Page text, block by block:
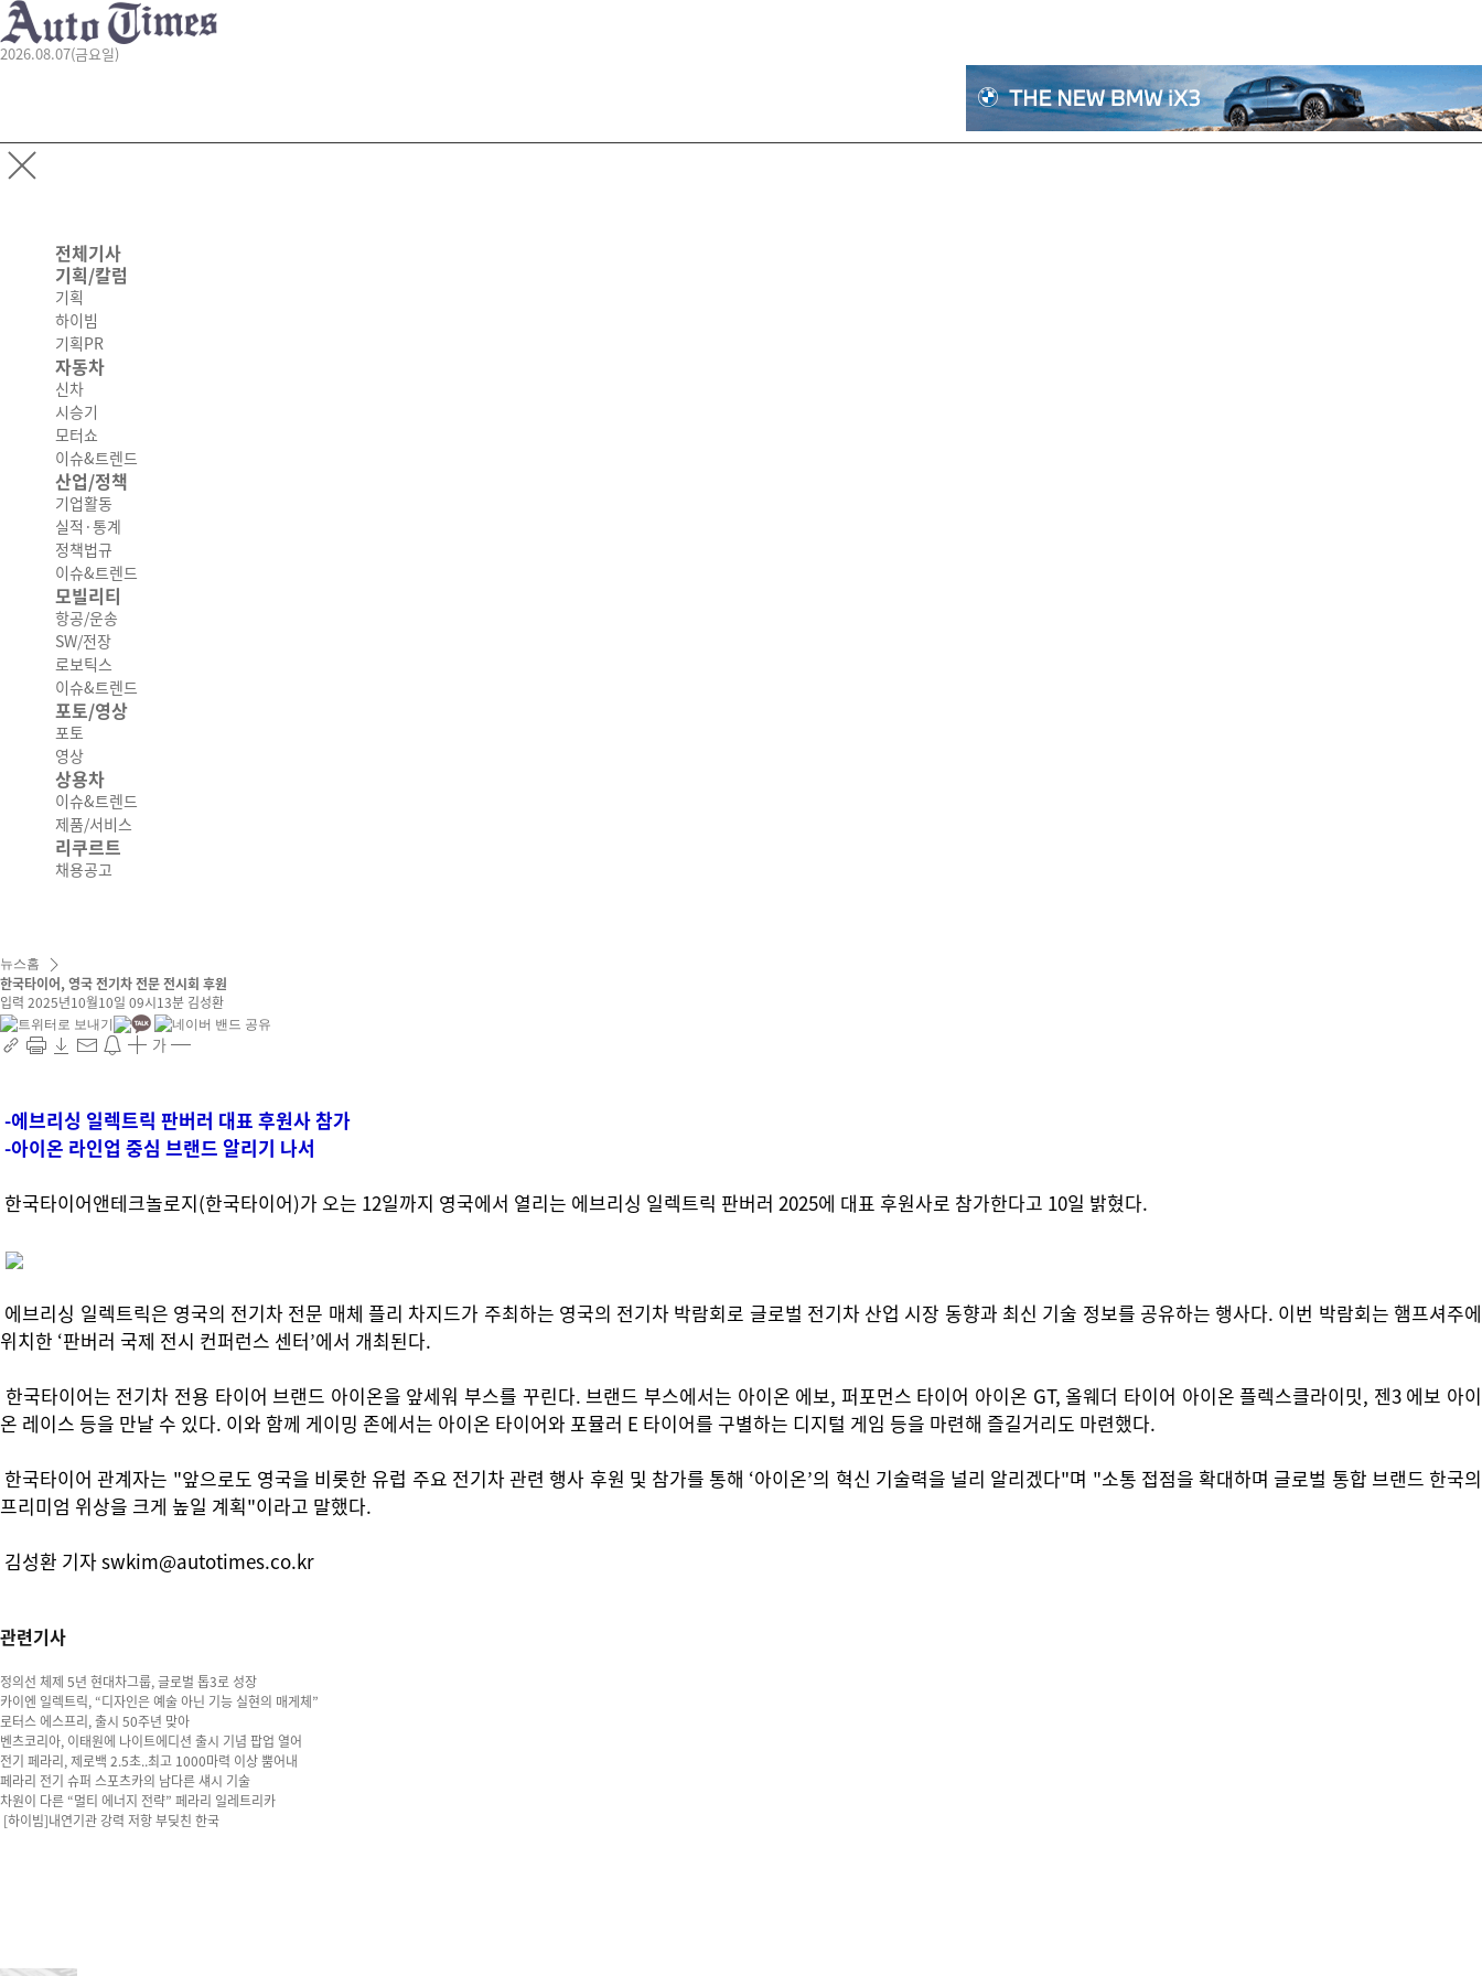
2026.08.07(금요일)
전체기사
기획/칼럼
기획
하이빔
기획PR
자동차
신차
시승기
모터쇼
이슈&트렌드
산업/정책
기업활동
실적·통계
정책법규
이슈&트렌드
모빌리티
항공/운송
SW/전장
로보틱스
이슈&트렌드
포토/영상
포토
영상
상용차
이슈&트렌드
제품/서비스
리쿠르트
채용공고
뉴스홈
한국타이어, 영국 전기차 전문 전시회 후원
입력 2025년10월10일 09시13분 김성환
가
-에브리싱 일렉트릭 판버러 대표 후원사 참가
-아이온 라인업 중심 브랜드 알리기 나서
한국타이어앤테크놀로지(한국타이어)가 오는 12일까지 영국에서 열리는 에브리싱 일렉트릭 판버러 2025에 대표 후원사로 참가한다고 10일 밝혔다.
에브리싱 일렉트릭은 영국의 전기차 전문 매체 플리 차지드가 주최하는 영국의 전기차 박람회로 글로벌 전기차 산업 시장 동향과 최신 기술 정보를 공유하는 행사다. 이번 박람회는 햄프셔주에
위치한 ‘판버러 국제 전시 컨퍼런스 센터’에서 개최된다.
한국타이어는 전기차 전용 타이어 브랜드 아이온을 앞세워 부스를 꾸린다. 브랜드 부스에서는 아이온 에보, 퍼포먼스 타이어 아이온 GT, 올웨더 타이어 아이온 플렉스클라이밋, 젠3 에보 아이
온 레이스 등을 만날 수 있다. 이와 함께 게이밍 존에서는 아이온 타이어와 포뮬러 E 타이어를 구별하는 디지털 게임 등을 마련해 즐길거리도 마련했다.
한국타이어 관계자는 "앞으로도 영국을 비롯한 유럽 주요 전기차 관련 행사 후원 및 참가를 통해 ‘아이온’의 혁신 기술력을 널리 알리겠다"며 "소통 접점을 확대하며 글로벌 통합 브랜드 한국의
프리미엄 위상을 크게 높일 계획"이라고 말했다.
김성환 기자 swkim@autotimes.co.kr
관련기사
정의선 체제 5년 현대차그룹, 글로벌 톱3로 성장
카이엔 일렉트릭, “디자인은 예술 아닌 기능 실현의 매게체”
로터스 에스프리, 출시 50주년 맞아
벤츠코리아, 이태원에 나이트에디션 출시 기념 팝업 열어
전기 페라리, 제로백 2.5초..최고 1000마력 이상 뿜어내
페라리 전기 슈퍼 스포츠카의 남다른 섀시 기술
차원이 다른 “멀티 에너지 전략” 페라리 일레트리카
[하이빔]내연기관 강력 저항 부딪친 한국